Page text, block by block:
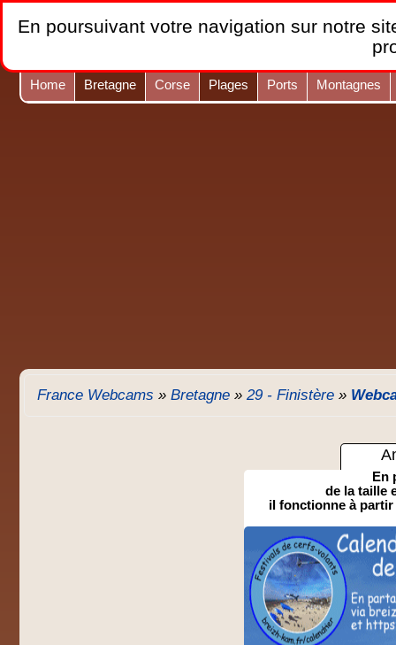
Home Bretagne Corse Plages Ports Montagnes
France Webcams » Bretagne » 29 - Finistère »
En
de la taille
il fonctionne à partir
En poursuivant votre navigation sur notre